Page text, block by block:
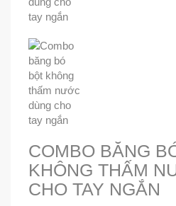
COMBO BĂNG
KHÔNG THẤM
CHO TAY NGẮN